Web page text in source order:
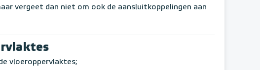
vergeet dan niet om ook de aansluitkoppelingen aan
vloeroppervlaktes;